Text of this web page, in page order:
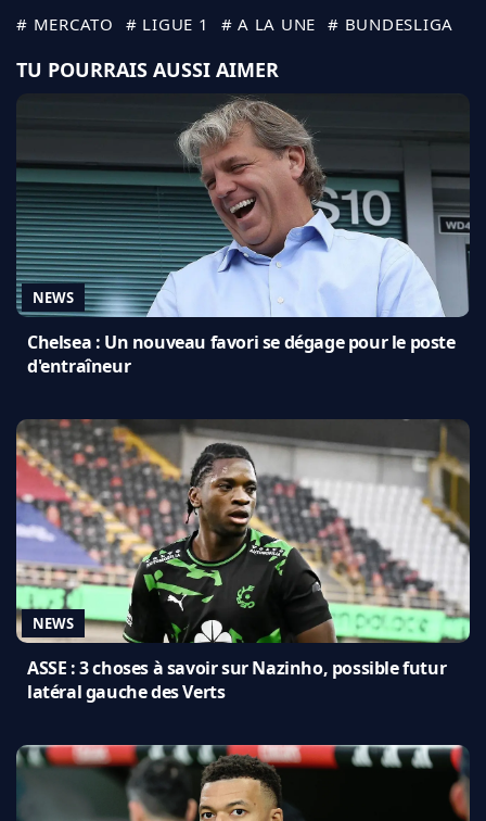
# MERCATO # LIGUE 1 # A LA UNE # BUNDESLIGA
TU POURRAIS AUSSI AIMER
NEWS
Chelsea : Un nouveau favori se dégage pour le poste
d'entraîneur
NEWS
ASSE : 3 choses à savoir sur Nazinho, possible futur
latéral gauche des Verts